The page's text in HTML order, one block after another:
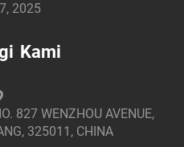
2025
Kami
827 WENZHOU AVENUE,
325011, CHINA